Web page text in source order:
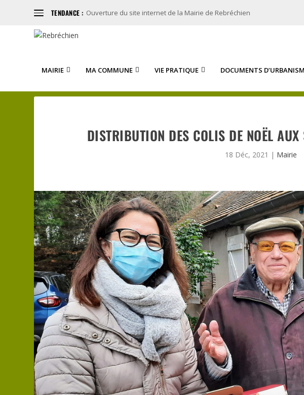
TENDANCE : Ouverture du site internet de la Mairie de Rebréchien
MAIRIE MA COMMUNE VIE PRATIQUE DOCUMENTS
DISTRIBUTION DES COLIS DE NOËL
18 Déc, 2021 | Mairie